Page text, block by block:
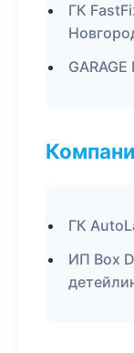
ГК
ГК
ИП Box